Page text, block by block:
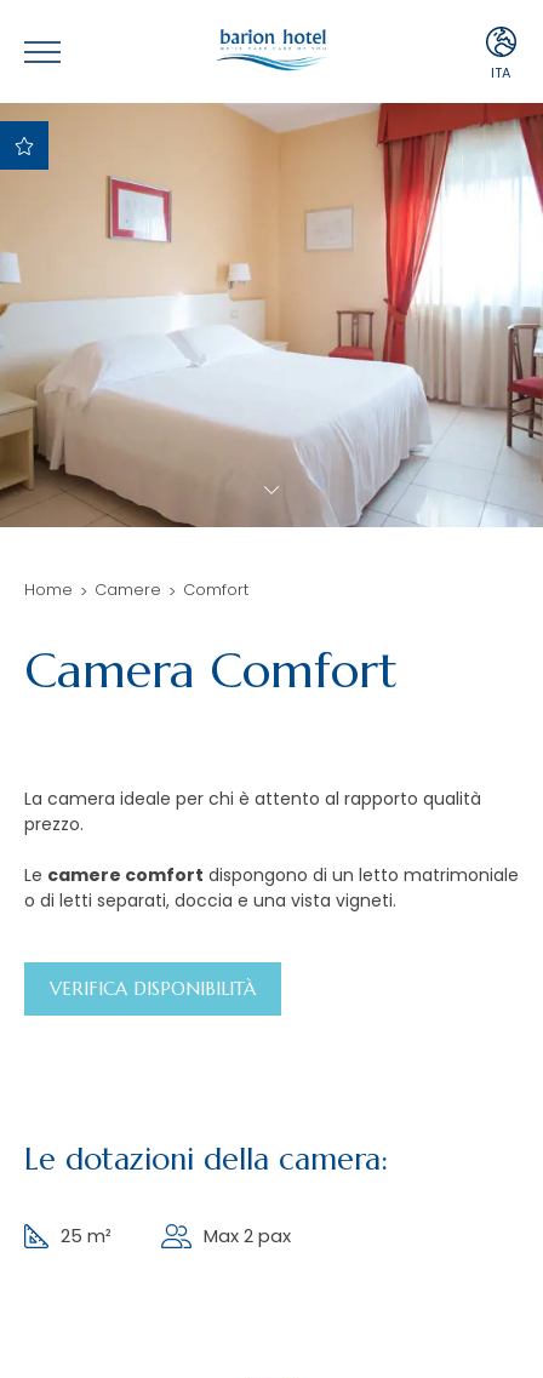
ITA
ENG
Miglior Prezzo
Garantito
cancellazione e
Upgrade Gratuito in
disponibilità
Minibar gratuito
Home Camere Comfort
Camera Comfort
La camera ideale per chi è attento al rapporto qualità
prezzo.
Le camere comfort dispongono di un letto matrimoniale
o di letti separati, doccia e una vista vigneti.
VERIFICA DISPONIBILITÀ
Le dotazioni della camera:
25 m² Max 2 pax